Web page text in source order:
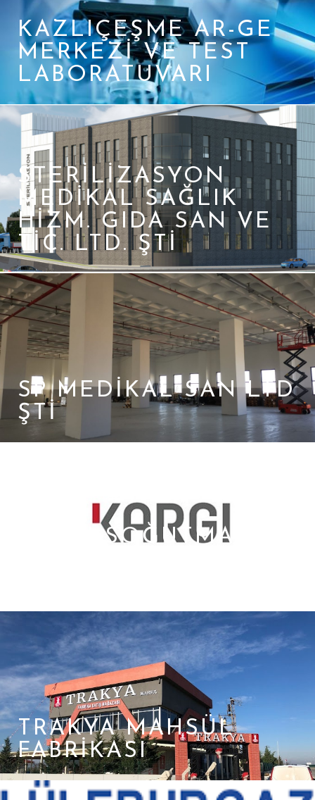
KAZLIÇEŞME AR-GE
MERKEZI VE TEST
LABORATUVARI
STERİLİZASYON
MEDİKAL SAĞLIK
HİZM. GIDA SAN VE
TİC. LTD. ŞTİ
SP MEDIKAL SAN LTD
ŞTI
KARGI SOĞUTMA
TRAKYA MAHSÜL
FABRIKASI